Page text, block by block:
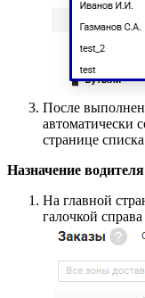
После
автоматически
странице списка
Назначение
На главной
галочкой